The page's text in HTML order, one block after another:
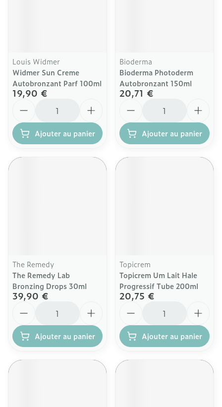
Louis Widmer
Widmer Sun Creme
Autobronzant Parf 100ml
19,90 €
Ajouter au panier
Bioderma
Bioderma Photoderm
Autobronzant 150ml
20,71 €
Ajouter au panier
The Remedy
The Remedy Lab
Bronzing Drops 30ml
39,90 €
Ajouter au panier
Topicrem
Topicrem Um Lait Hale
Progressif Tube 200ml
20,75 €
Ajouter au panier